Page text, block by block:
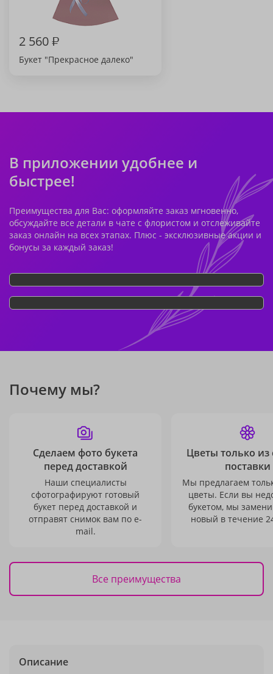
2 560₽
Букет "Прекрасное далеко"
В приложении удобнее и
быстрее!
Преимущества для Вас: оформляйте заказ мгновенно,
обсуждайте все детали в чате с флористом и отслеживайте
заказ онлайн на всех этапах. Плюс - эксклюзивные акции и
бонусы за каждый заказ!
Почему мы?
Сделаем фото букета
перед доставкой
Наши специалисты
сфотографируют готовый
букет перед доставкой и
отправят снимок вам по e-
mail.
Цветы только из
поставки
Мы предлагаем
цветы. Если вы
букетом, мы
новый в течение
Все преимущества
Описание